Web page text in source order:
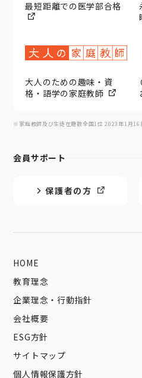
最短距離での医学部合格
大人のための趣味・資
格・語学の家庭教師
※家庭教師及び生徒在籍数全国1位 2023年1月16
会員サポート
保護者の方
HOME
教育理念
企業理念・行動指針
会社概要
ESG方針
サイトマップ
個人情報保護方針